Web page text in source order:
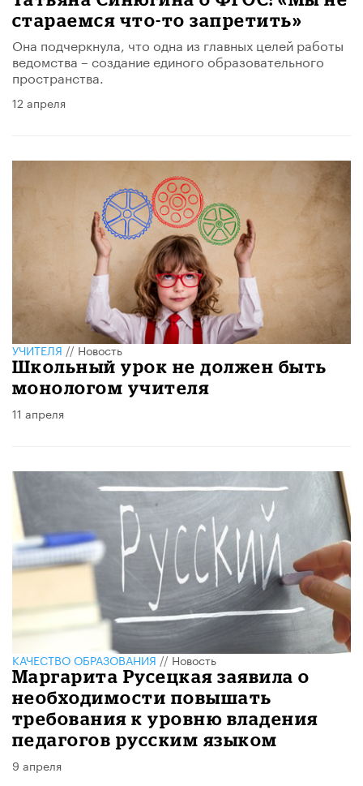
стараемся что-то запретить»
Она подчеркнула, что одна из главных целей работы
ведомства – создание единого образовательного
пространства.
12 апреля
УЧИТЕЛЯ//Новость
Школьный урок не должен быть
монологом учителя
11 апреля
КАЧЕСТВО ОБРАЗОВАНИЯ//Новость
Маргарита Русецкая заявила о
необходимости повышать
требования к уровню владения
педагогов русским языком
9 апреля